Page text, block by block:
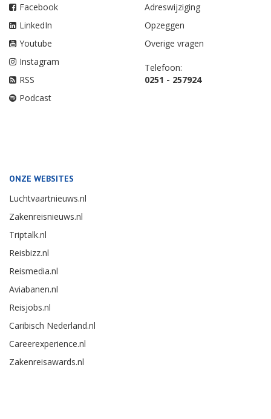
Facebook
LinkedIn
Youtube
Instagram
RSS
Podcast
Adreswijziging
Opzeggen
Overige vragen
Telefoon:
0251 - 257924
ONZE WEBSITES
Luchtvaartnieuws.nl
Zakenreisnieuws.nl
Triptalk.nl
Reisbizz.nl
Reismedia.nl
Aviabanen.nl
Reisjobs.nl
Caribisch Nederland.nl
Careerexperience.nl
Zakenreisawards.nl